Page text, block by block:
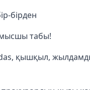
бірден
табы!
қышқыл,